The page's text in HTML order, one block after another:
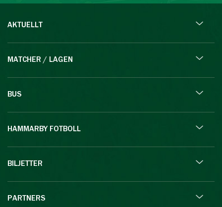
AKTUELLT
MATCHER / LAGEN
BUS
HAMMARBY FOTBOLL
BILJETTER
PARTNERS